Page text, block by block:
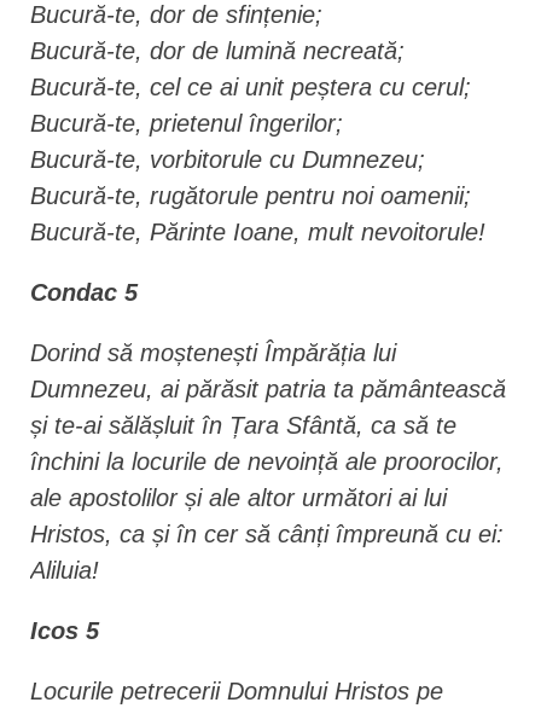
Bucură-te, dor de sfințenie;
Bucură-te, dor de lumină necreată;
Bucură-te, cel ce ai unit peștera cu cerul;
Bucură-te, prietenul îngerilor;
Bucură-te, vorbitorule cu Dumnezeu;
Bucură-te, rugătorule pentru noi oamenii;
Bucură-te, Părinte Ioane, mult nevoitorule!
Condac 5
Dorind să moștenești Împărăția lui
Dumnezeu, ai părăsit patria ta pământească
și te-ai sălășluit în Țara Sfântă, ca să te
închini la locurile de nevoință ale proorocilor,
ale apostolilor și ale altor următori ai lui
Hristos, ca și în cer să cânți împreună cu ei:
Aliluia!
Icos 5
Locurile petrecerii Domnului Hristos pe